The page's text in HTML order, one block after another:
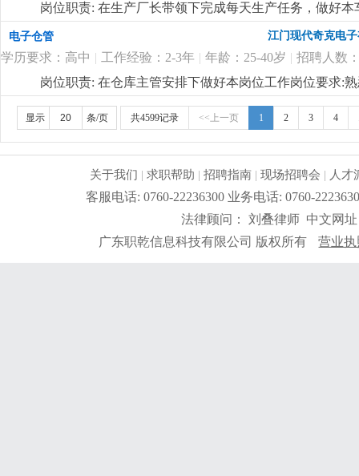
岗位职责: 在生产厂长带领下完成每天生产任务，做好
懂驱动贴片机和插件机操作3.包吃包住，试用期后买社
电子仓管 江门现代奇克电
学历要求：高中 | 工作经验：2-3年 | 年龄：25-40岁 | 招聘人数
岗位职责: 在仓库主管安排下做好本岗位工作岗位要求:
是一家专业生产led照明企业，产品主要是筒灯 天花灯
好。更详细...
显示 条/页 共4599记录 <<上一页 1 2 3 4
关于我们 |求职帮助 |招聘指南 |现场招聘会 | 人才
客服电话: 0760-22236300 业务电话: 0760-
法律顾问： 刘叠律师 中文网
广东职乾信息科技有限公司 版权所有
营业